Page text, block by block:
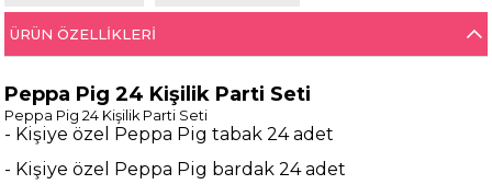
ÜRÜN ÖZELLIKLERI
Peppa Pig 24 Kişilik Parti Seti
Peppa Pig 24 Kişilik Parti Seti
- Kişiye özel Peppa Pig tabak 24 adet
- Kişiye özel Peppa Pig bardak 24 adet